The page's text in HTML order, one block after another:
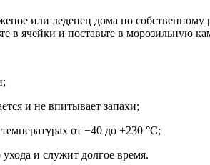
или леденец дома по собственному
в ячейки и поставьте в морозильную
и не впитывает запахи;
от −40 до +230 °C;
и служит долгое время.